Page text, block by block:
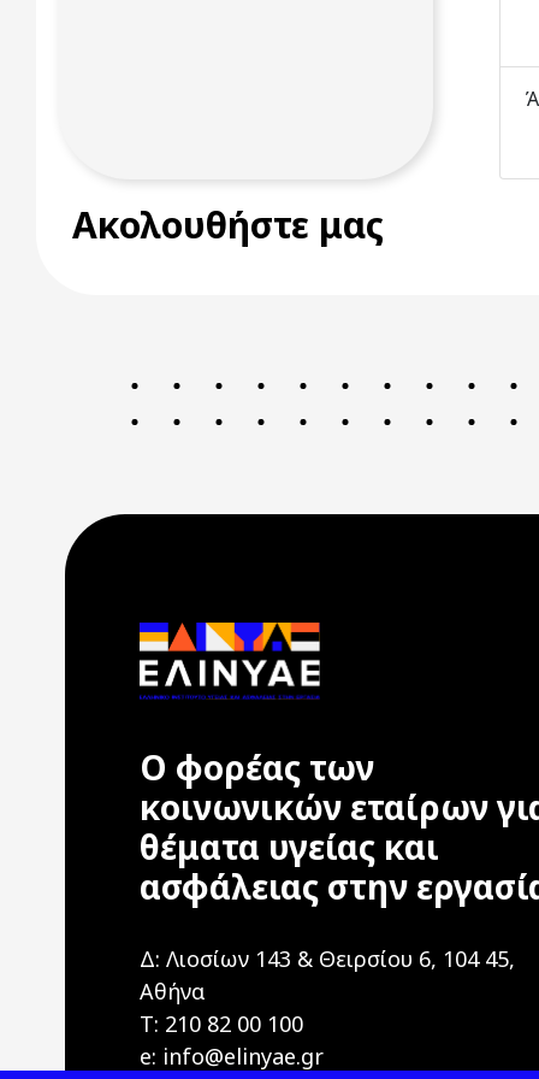
Ακολουθήστε μας
Ο φορέας των
κοινωνικών εταίρων
θέματα υγείας και
ασφάλειας στην
Δ: Λιοσίων 143 & Θειρσίου 6, 104 45,
Αθήνα
T: 210 82 00 100
e: info@elinyae.gr